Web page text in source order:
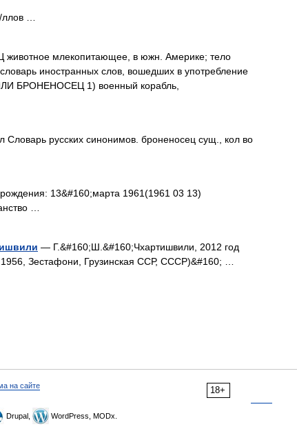
…
млекопитающее, в южн. Америке; тело
иностранных слов, вошедших в употребление
БРОНЕНОСЕЦ 1) военный корабль,
Словарь русских синонимов. броненосец сущ., кол во
13&#160;марта 1961(1961 03 13)
…
— Г.&#160;Ш.&#160;Чхартишвили, 2012 год
Зестафони, Грузинская ССР, СССР)&#160; …
18+
на сайте
Drupal, WordPress, MODx.